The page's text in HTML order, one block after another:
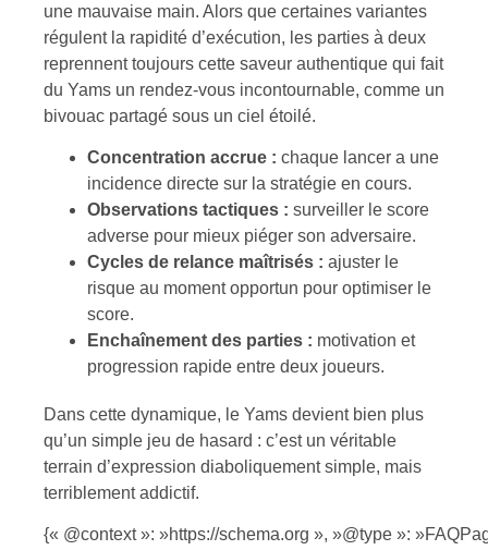
une mauvaise main. Alors que certaines variantes
régulent la rapidité d’exécution, les parties à deux
reprennent toujours cette saveur authentique qui fait
du Yams un rendez-vous incontournable, comme un
bivouac partagé sous un ciel étoilé.
Concentration accrue : chaque lancer a une
incidence directe sur la stratégie en cours.
Observations tactiques : surveiller le score
adverse pour mieux piéger son adversaire.
Cycles de relance maîtrisés : ajuster le
risque au moment opportun pour optimiser le
score.
Enchaînement des parties : motivation et
progression rapide entre deux joueurs.
Dans cette dynamique, le Yams devient bien plus
qu’un simple jeu de hasard : c’est un véritable
terrain d’expression diaboliquement simple, mais
terriblement addictif.
{« @context »: »https://schema.org », »@type »: